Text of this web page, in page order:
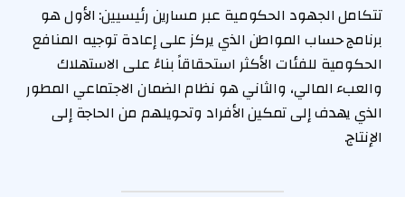
تتكامل الجهود الحكومية عبر مسارين رئيسيين: الأول هو
برنامج حساب المواطن الذي يركز على إعادة توجيه المنافع
الحكومية للفئات الأكثر استحقاقاً بناءً على الاستهلاك
والعبء المالي، والثاني هو نظام الضمان الاجتماعي المطور
الذي يهدف إلى تمكين الأفراد وتحويلهم من الحاجة إلى
الإنتاج.